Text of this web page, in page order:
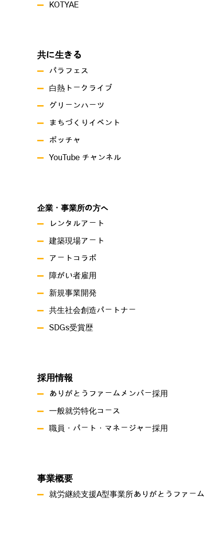
KOTYAE
共に生きる
パラフェス
白熱トークライブ
グリーンハーツ
まちづくりイベント
ボッチャ
YouTube チャンネル
企業・事業所の方へ
レンタルアート
建築現場アート
アートコラボ
障がい者雇用
新規事業開発
共生社会創造パートナー
SDGs受賞歴
採用情報
ありがとうファームメンバー採用
一般就労特化コース
職員・パート・マネージャー採用
事業概要
就労継続支援A型事業所ありがとうファーム